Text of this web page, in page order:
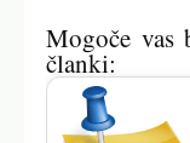
Mogoče vas
članki: